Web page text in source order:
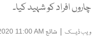
چاروں افراد کو شہید کیا۔
ویب ڈیسک | شائع 11:00 AM